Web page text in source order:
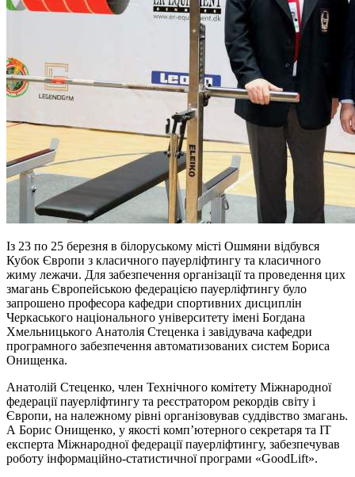
Із 23 по 25 березня в білоруському місті Ошмяни відбувся
Кубок Європи з класичного пауерліфтингу та класичного
жиму лежачи. Для забезпечення організації та проведення цих
змагань Європейською федерацією пауерліфтингу було
запрошено професора кафедри спортивних дисциплін
Черкаського національного університету імені Богдана
Хмельницького Анатолія Стеценка і завідувача кафедри
програмного забезпечення автоматизованих систем Бориса
Онищенка.
Анатолій Стеценко, член Технічного комітету Міжнародної
федерації пауерліфтингу та реєстратором рекордів світу і
Європи, на належному рівні організовував суддівство змагань.
А Борис Онищенко, у якості комп’ютерного секретаря та ІТ
експерта Міжнародної федерації пауерліфтингу, забезпечував
роботу інформаційно-статистичної програми «GoodLift».